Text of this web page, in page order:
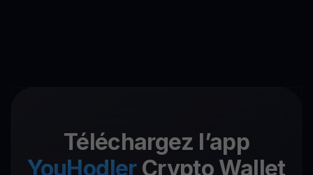
Téléchargez l’app
YouHodler Crypto Wallet